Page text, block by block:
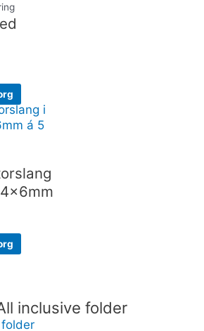
inclusive folder